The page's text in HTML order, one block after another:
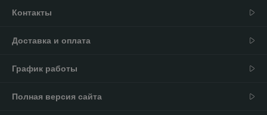
Контакты
Доставка и оплата
График работы
Полная версия сайта